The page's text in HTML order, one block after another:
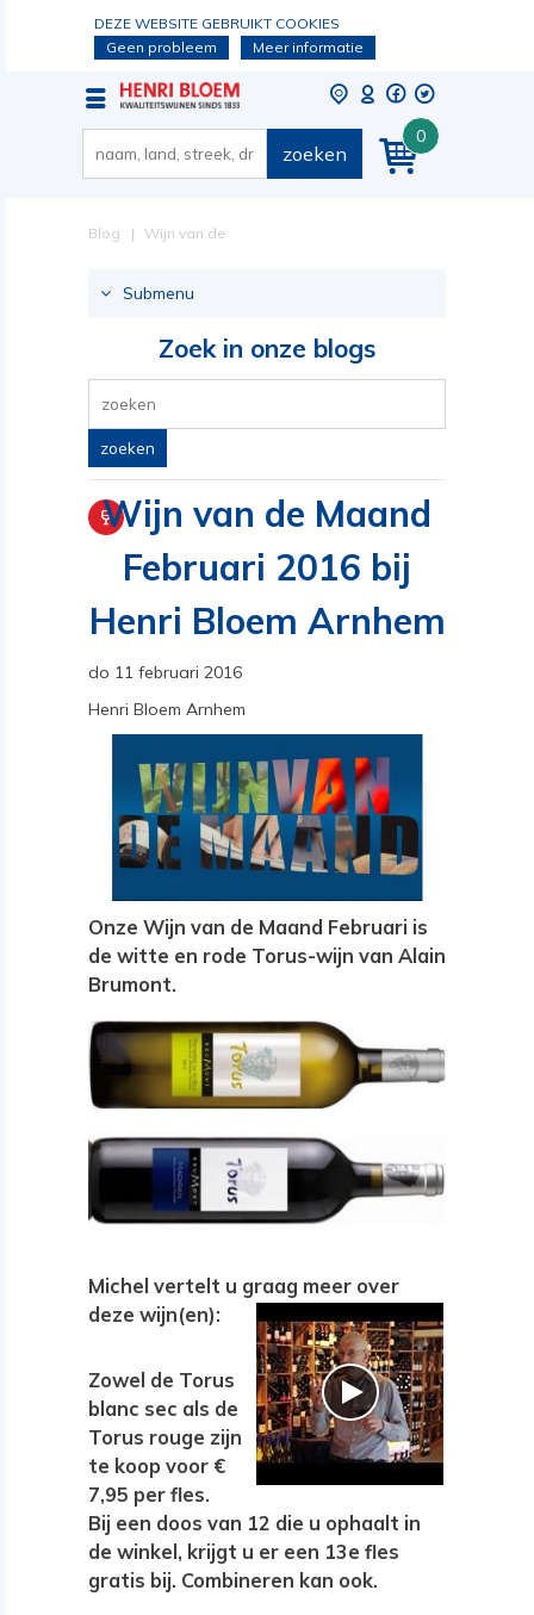
DEZE WEBSITE GEBRUIKT COOKIES
Geen probleem
Meer informatie
0
zoeken
Blog Wijn van de
Bloem Arnhem
Submenu
Zoek in onze blogs
zoeken
Wijn van de Maand
Februari 2016 bij
Henri Bloem Arnhem
do 11 februari 2016
Henri Bloem Arnhem
Onze Wijn van de Maand Februari is
de witte en rode Torus-wijn van Alain
Brumont.
Michel vertelt u graag meer over
deze wijn(en):
Zowel de Torus
blanc sec als de
Torus rouge zijn
te koop voor €
7,95 per fles.
Bij een doos van 12 die u ophaalt in
de winkel, krijgt u er een 13e fles
gratis bij. Combineren kan ook.